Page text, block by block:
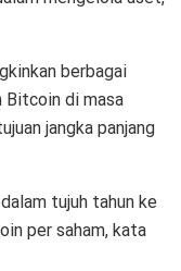
berbagai
Bitcoin di masa
jangka panjang
tujuh tahun ke
per saham, kata